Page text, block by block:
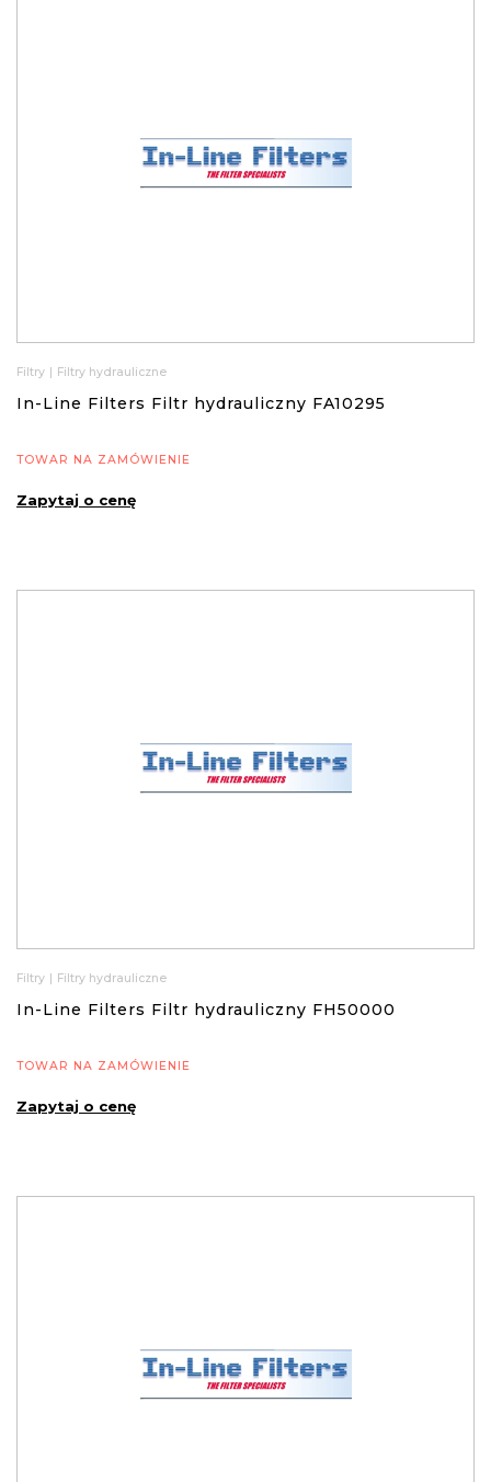
Filtry Filtry hydrauliczne
In-Line Filters Filtr hydrauliczny FA10295
TOWAR NA ZAMÓWIENIE
Zapytaj o cenę
Filtry | Filtry hydrauliczne
In-Line Filters Filtr hydrauliczny FH50000
TOWAR NA ZAMÓWIENIE
Zapytaj o cenę